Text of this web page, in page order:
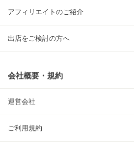
アフィリエイトのご紹介
出店をご検討の方へ
会社概要・規約
運営会社
ご利用規約